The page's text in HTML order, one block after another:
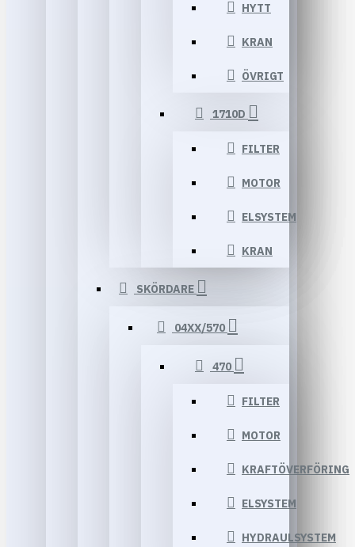
HYTT
KRAN
ÖVRIGT
1710D
FILTER
MOTOR
ELSYSTEM
KRAN
SKÖRDARE
04XX/570
470
FILTER
MOTOR
KRAFTÖVERFÖRING
ELSYSTEM
HYDRAULSYSTEM